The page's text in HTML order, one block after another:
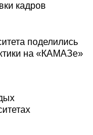
кадров
поделились
на «КАМАЗе»